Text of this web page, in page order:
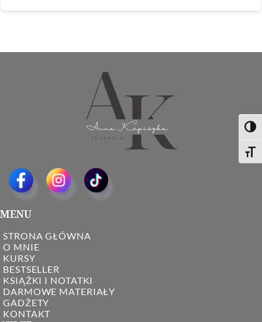
MENU
STRONA GŁÓWNA
O MNIE
KURSY
BESTSELLER
KSIĄŻKI I NOTATKI
DARMOWE MATERIAŁY
GADŻETY
KONTAKT